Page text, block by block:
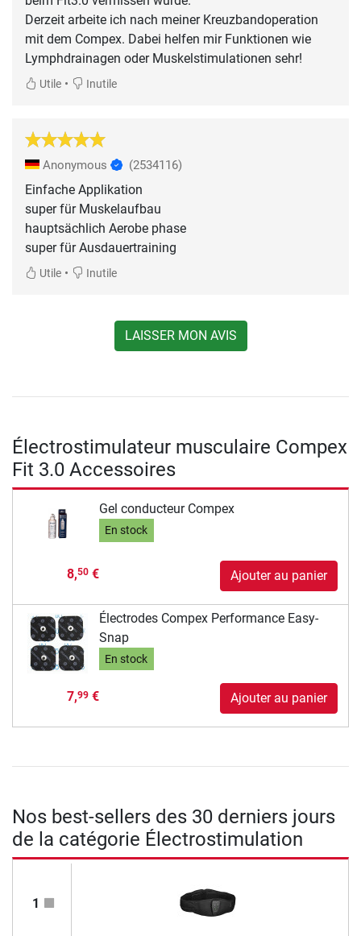
Derzeit arbeite ich nach meiner Kreuzbandoperation
mit dem Compex. Dabei helfen mir Funktionen wie
Lymphdrainagen oder Muskelstimulationen sehr!
Utile • Inutile
Anonymous (2534116)
Einfache Applikation
super für Muskelaufbau
hauptsächlich Aerobe phase
super für Ausdauertraining
Utile • Inutile
LAISSER MON AVIS
Électrostimulateur musculaire Compex
Fit 3.0 Accessoires
Gel conducteur Compex
En stock
8,50€ Ajouter au panier
Électrodes Compex Performance Easy-
Snap
En stock
7,99€ Ajouter au panier
Nos best-sellers des 30 derniers jours
de la catégorie Électrostimulation
1